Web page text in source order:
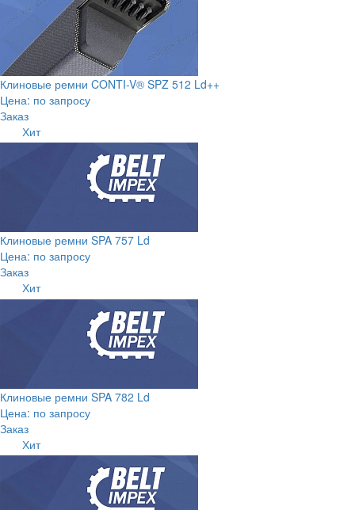
Клиновые ремни CONTI-V® SPZ 512 Ld++
Цена: по запросу
Заказ
Хит
Клиновые ремни SPA 757 Ld
Цена: по запросу
Заказ
Хит
Клиновые ремни SPA 782 Ld
Цена: по запросу
Заказ
Хит